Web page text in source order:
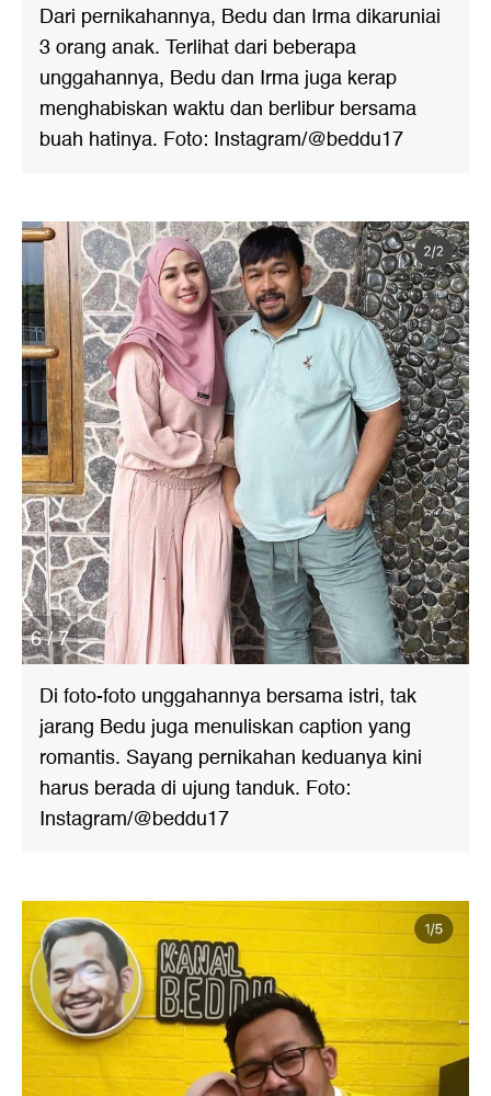
Dari pernikahannya, Bedu dan Irma dikaruniai
3 orang anak. Terlihat dari beberapa
unggahannya, Bedu dan Irma juga kerap
menghabiskan waktu dan berlibur bersama
buah hatinya. Foto: Instagram/@beddu17
6 / 7
Di foto-foto unggahannya bersama istri, tak
jarang Bedu juga menuliskan caption yang
romantis. Sayang pernikahan keduanya kini
harus berada di ujung tanduk. Foto:
Instagram/@beddu17